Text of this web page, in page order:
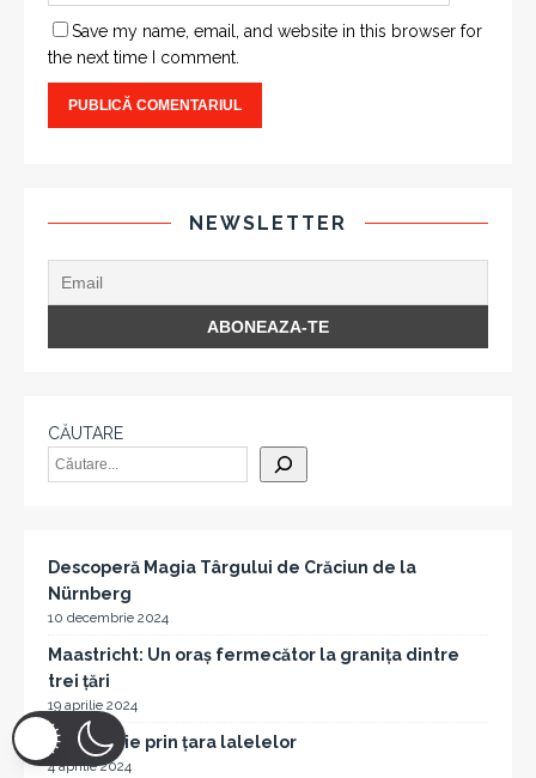
Save my name, email, and website in this browser for
the next time I comment.
NEWSLETTER
CĂUTARE
Descoperă Magia Târgului de Crăciun de la
Nürnberg
10 decembrie 2024
Maastricht: Un oraș fermecător la granița dintre
trei țări
19 aprilie 2024
O călătorie prin țara lalelelor
4 aprilie 2024